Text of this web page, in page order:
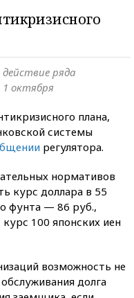
ряда
октября
плана,
системы
регулятора.
нормативов
курс доллара в 55
фунта — 86 руб.,
100 японских иен
возможность не
долга